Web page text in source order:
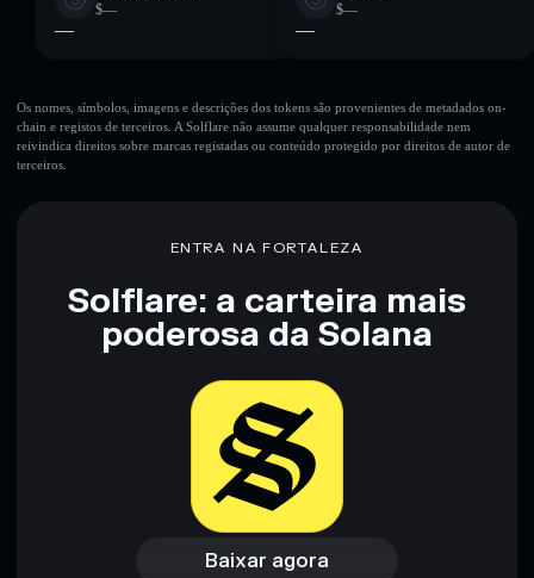
$—
—
$—
—
Os nomes, símbolos, imagens e descrições dos tokens são provenientes de metadados on-
chain e registos de terceiros. A Solflare não assume qualquer responsabilidade nem
reivindica direitos sobre marcas registadas ou conteúdo protegido por direitos de autor de
terceiros.
ENTRA NA FORTALEZA
Solflare: a carteira mais
poderosa da Solana
Baixar agora
Baixar agora
Acessar carteira